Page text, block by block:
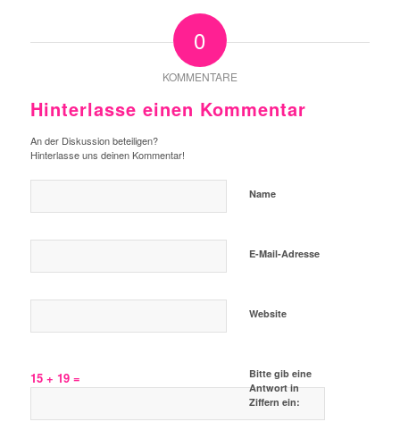
0
KOMMENTARE
Hinterlasse einen Kommentar
An der Diskussion beteiligen?
Hinterlasse uns deinen Kommentar!
Name
E-Mail-Adresse
Website
Bitte gib eine
Antwort in
Ziffern ein:
15 + 19 =